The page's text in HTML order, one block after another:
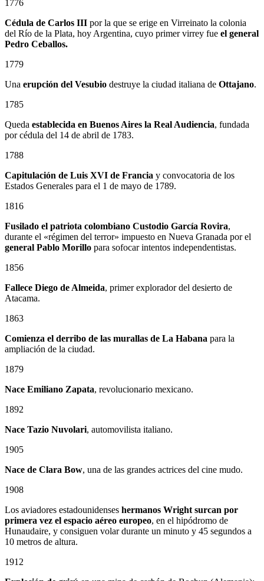
1776
Cédula de Carlos III por la que se erige en Virreinato la colonia
del Río de la Plata, hoy Argentina, cuyo primer virrey fue el general
Pedro Ceballos.
1779
Una erupción del Vesubio destruye la ciudad italiana de Ottajano.
1785
Queda establecida en Buenos Aires la Real Audiencia, fundada
por cédula del 14 de abril de 1783.
1788
Capitulación de Luis XVI de Francia y convocatoria de los
Estados Generales para el 1 de mayo de 1789.
1816
Fusilado el patriota colombiano Custodio García Rovira,
durante el «régimen del terror» impuesto en Nueva Granada por el
general Pablo Morillo para sofocar intentos independentistas.
1856
Fallece Diego de Almeida, primer explorador del desierto de
Atacama.
1863
Comienza el derribo de las murallas de La Habana para la
ampliación de la ciudad.
1879
Nace Emiliano Zapata, revolucionario mexicano.
1892
Nace Tazio Nuvolari, automovilista italiano.
1905
Nace de Clara Bow, una de las grandes actrices del cine mudo.
1908
Los aviadores estadounidenses hermanos Wright surcan por
primera vez el espacio aéreo europeo, en el hipódromo de
Hunaudaire, y consiguen volar durante un minuto y 45 segundos a
10 metros de altura.
1912